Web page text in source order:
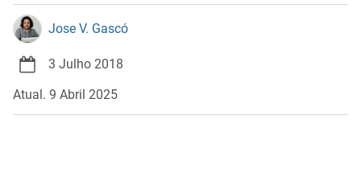
Jose V. Gascó
3 Julho 2018
Atual. 9 Abril 2025